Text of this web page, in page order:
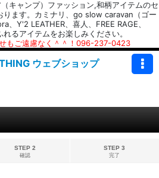
キャンプ）ファッション,和柄アイテムのセ
ります。カミナリ、go slow caravan（ゴー
、Y'2 LEATHER、喜人、FREE RAGE、
るアイテムをお楽しみください。
もご遠慮なく＾＾！096-237-0423
ウェブショップ
STEP 2
確認
STEP 3
完了